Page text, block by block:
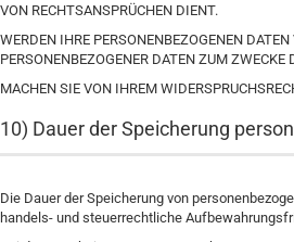
VON RECHTSANSPRÜCHEN DIENT.
WERDEN IHRE PERSONENBEZOGENEN
PERSONENBEZOGENER DATEN ZUM
MACHEN SIE VON IHREM
10) Dauer der Speicherung
Die Dauer der Speicherung von
handels- und steuerrechtliche